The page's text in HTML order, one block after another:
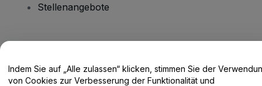
Stellenangebote
Hilfe-Center / Kontakt
Indem Sie auf „Alle zulassen“ klicken, stimmen Sie der
von Cookies zur Verbesserung der Funktionalität und